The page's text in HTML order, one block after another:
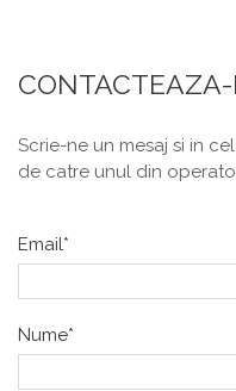
Scrie-ne un mesaj si in
de catre unul din
Email*
Nume*